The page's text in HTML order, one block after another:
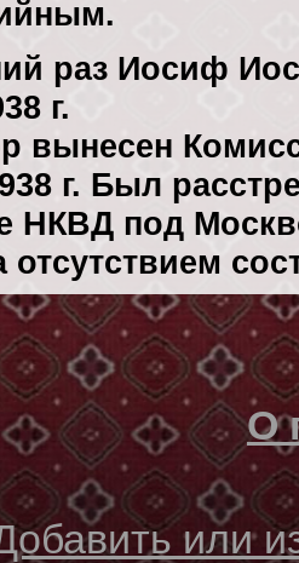
раз Иосиф
г.
вынесен
г. Был
НКВД под
отсутствием
О
или